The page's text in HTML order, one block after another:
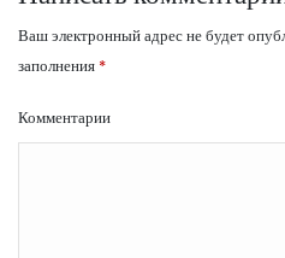
Ваш электронный адрес не будет
заполнения *
Комментарии